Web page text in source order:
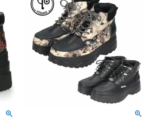
木 金
土
3 4
5
11
12
19